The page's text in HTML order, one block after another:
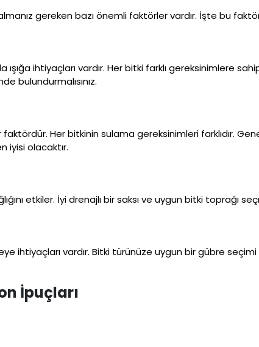
gereken bazı önemli faktörler vardır. İşte bu
ihtiyaçları vardır. Her bitki farklı gereksinimlere
bulundurmalısınız.
faktördür. Her bitkinin sulama gereksinimleri farklıdır.
iyisi olacaktır.
etkiler. İyi drenajlı bir saksı ve uygun bitki toprağı
ihtiyaçları vardır. Bitki türünüze uygun bir gübre
İpuçları